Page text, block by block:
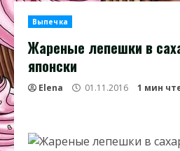
Выпечка
Жареные лепешки в
японски
Elena 01.11.2016 1 мин